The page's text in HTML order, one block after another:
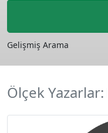
Gelişmiş Arama
Ölçek Yazarlar: